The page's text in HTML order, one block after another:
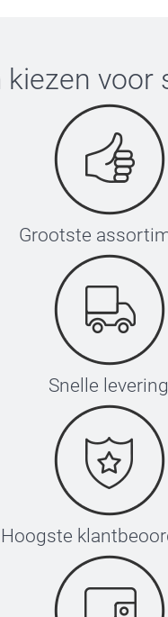
kiezen voor
Grootste
Snelle levering
Hoogste